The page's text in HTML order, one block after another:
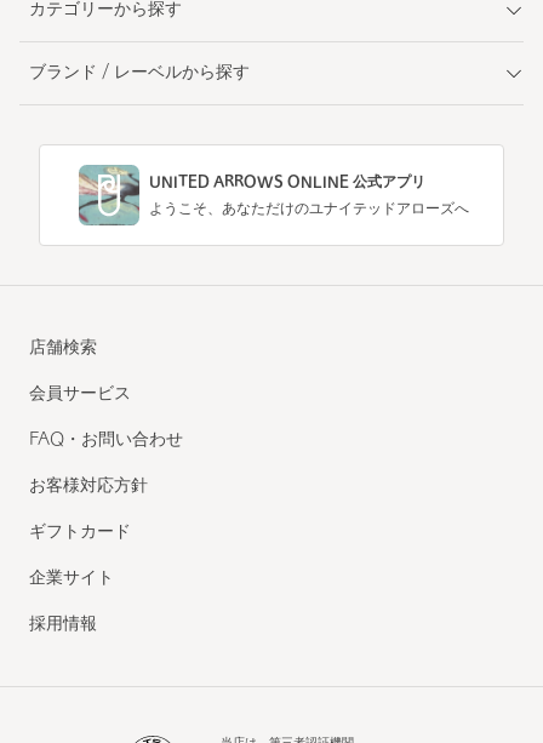
カテゴリーから探す
ブランド / レーベルから探す
UNITED ARROWS ONLINE 公式アプリ
ようこそ、あなただけのユナイテッドアローズへ
店舗検索
会員サービス
FAQ・お問い合わせ
お客様対応方針
ギフトカード
企業サイト
採用情報